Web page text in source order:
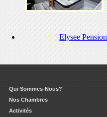
Elysee Pension
Qui Sommes-Nous?
Nos Chambres
Activités